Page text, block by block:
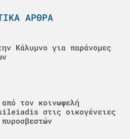
ΆΡΘΡΑ
Κάλυμνο για παράνομες
τον κοινωφελή
στις οικογένειες